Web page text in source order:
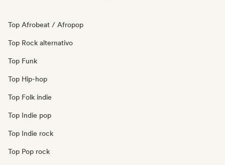
Top Afrobeat / Afropop
Top Rock alternativo
Top Funk
Top Hip-hop
Top Folk indie
Top Indie pop
Top Indie rock
Top Pop rock